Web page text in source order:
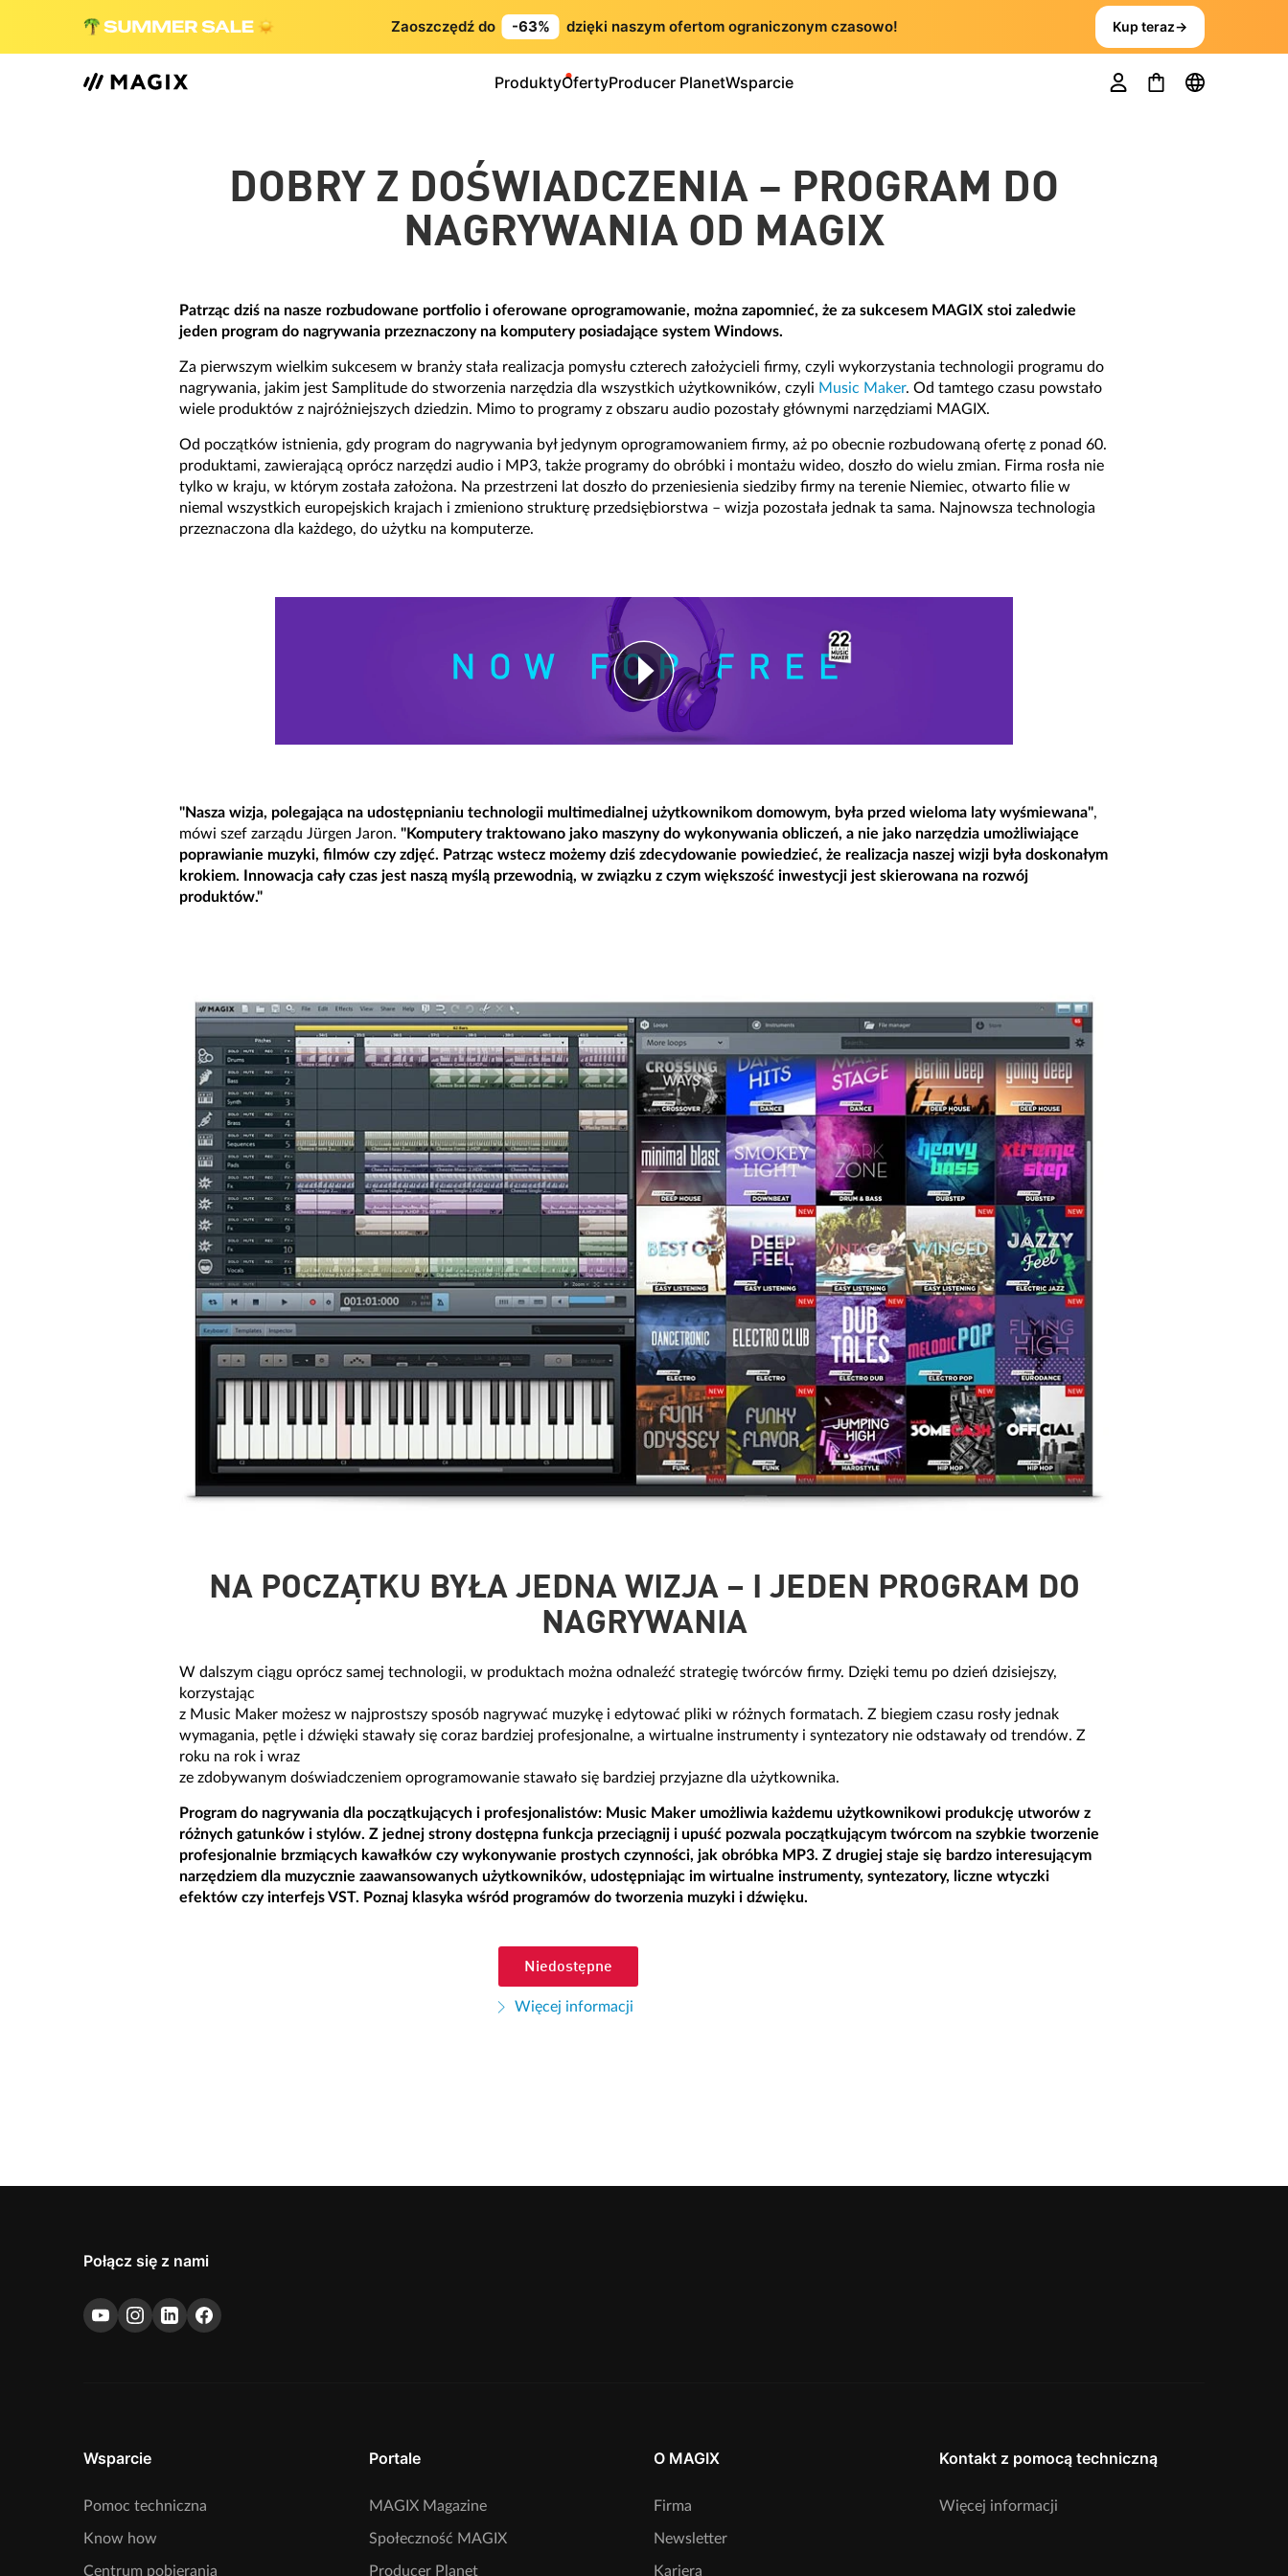
Zaoszczędź do -63% dzięki naszym ofertom ograniczonym czasowo! Kup teraz→
ProduktyOfertyProducer PlanetWsparcie
DOBRY Z DOŚWIADCZENIA – PROGRAM DO
NAGRYWANIA OD MAGIX
Patrząc dziś na nasze rozbudowane portfolio i oferowane oprogramowanie, można zapomnieć, że za sukcesem MAGIX stoi zaledwie
jeden program do nagrywania przeznaczony na komputery posiadające system Windows.
Za pierwszym wielkim sukcesem w branży stała realizacja pomysłu czterech założycieli firmy, czyli wykorzystania technologii programu do
nagrywania, jakim jest Samplitude do stworzenia narzędzia dla wszystkich użytkowników, czyli Music Maker. Od tamtego czasu powstało
wiele produktów z najróżniejszych dziedzin. Mimo to programy z obszaru audio pozostały głównymi narzędziami MAGIX.
Od początków istnienia, gdy program do nagrywania był jedynym oprogramowaniem firmy, aż po obecnie rozbudowaną ofertę z ponad 60.
produktami, zawierającą oprócz narzędzi audio i MP3, także programy do obróbki i montażu wideo, doszło do wielu zmian. Firma rosła nie
tylko w kraju, w którym została założona. Na przestrzeni lat doszło do przeniesienia siedziby firmy na terenie Niemiec, otwarto filie w
niemal wszystkich europejskich krajach i zmieniono strukturę przedsiębiorstwa – wizja pozostała jednak ta sama. Najnowsza technologia
przeznaczona dla każdego, do użytku na komputerze.
"Nasza wizja, polegająca na udostępnianiu technologii multimedialnej użytkownikom domowym, była przed wieloma laty wyśmiewana",
mówi szef zarządu Jürgen Jaron. "Komputery traktowano jako maszyny do wykonywania obliczeń, a nie jako narzędzia umożliwiające
poprawianie muzyki, filmów czy zdjęć. Patrząc wstecz możemy dziś zdecydowanie powiedzieć, że realizacja naszej wizji była doskonałym
krokiem. Innowacja cały czas jest naszą myślą przewodnią, w związku z czym większość inwestycji jest skierowana na rozwój
produktów."
NA POCZĄTKU BYŁA JEDNA WIZJA – I JEDEN PROGRAM DO
NAGRYWANIA
W dalszym ciągu oprócz samej technologii, w produktach można odnaleźć strategię twórców firmy. Dzięki temu po dzień dzisiejszy,
korzystając
z Music Maker możesz w najprostszy sposób nagrywać muzykę i edytować pliki w różnych formatach. Z biegiem czasu rosły jednak
wymagania, pętle i dźwięki stawały się coraz bardziej profesjonalne, a wirtualne instrumenty i syntezatory nie odstawały od trendów. Z
roku na rok i wraz
ze zdobywanym doświadczeniem oprogramowanie stawało się bardziej przyjazne dla użytkownika.
Program do nagrywania dla początkujących i profesjonalistów: Music Maker umożliwia każdemu użytkownikowi produkcję utworów z
różnych gatunków i stylów. Z jednej strony dostępna funkcja przeciągnij i upuść pozwala początkującym twórcom na szybkie tworzenie
profesjonalnie brzmiących kawałków czy wykonywanie prostych czynności, jak obróbka MP3. Z drugiej staje się bardzo interesującym
narzędziem dla muzycznie zaawansowanych użytkowników, udostępniając im wirtualne instrumenty, syntezatory, liczne wtyczki
efektów czy interfejs VST. Poznaj klasyka wśród programów do tworzenia muzyki i dźwięku.
Niedostępne
Więcej informacji
Połącz się z nami
Wsparcie
Pomoc techniczna
Know how
Centrum pobierania
Portale
MAGIX Magazine
Społeczność MAGIX
Producer Planet
O MAGIX
Firma
Newsletter
Kariera
Kontakt z pomocą techniczną
Więcej informacji